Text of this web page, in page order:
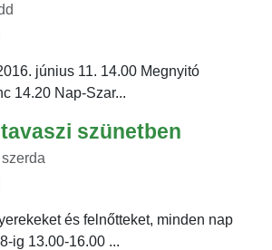
június 11. 14.00 Megnyitó
14.20 Nap-Szar...
szünetben
és felnőtteket, minden nap
ig 13.00-16.00 ...